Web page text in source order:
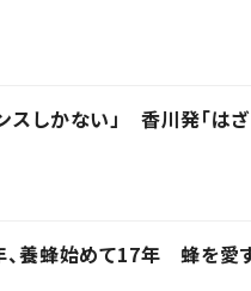
スしかない」 香川発「は
養蜂始めて17年 蜂を愛